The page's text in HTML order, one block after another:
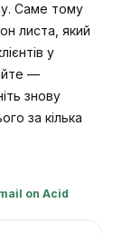
Саме тому
листа, який
у
—
знову
за кілька
on Acid